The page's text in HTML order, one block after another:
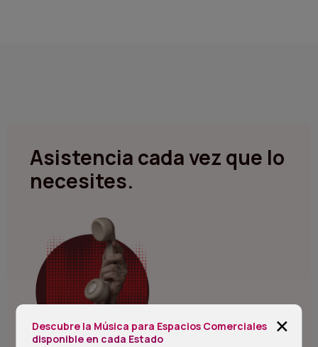
Asistencia cada vez que lo
necesites.
+
Descubre la Música para Espacios Comerciales
disponible en cada Estado